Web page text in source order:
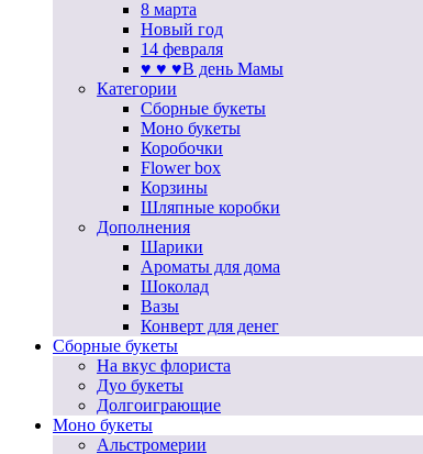
8 марта
Новый год
14 февраля
♥ ♥ ♥В день Мамы
Категории
Сборные букеты
Моно букеты
Коробочки
Flower box
Корзины
Шляпные коробки
Дополнения
Шарики
Ароматы для дома
Шоколад
Вазы
Конверт для денег
Сборные букеты
На вкус флориста
Дуо букеты
Долгоиграющие
Моно букеты
Альстромерии